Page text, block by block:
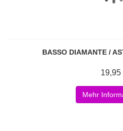
BASSO DIAMANTE /
19,95
Mehr